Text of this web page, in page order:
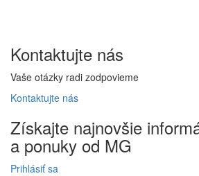
Kontaktujte nás
Vaše otázky radi zodpovieme
Kontaktujte nás
Získajte najnovšie
a ponuky od MG
Prihlásiť sa